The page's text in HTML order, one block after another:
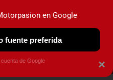
NUEVO
OBSERVATORIO ×
en Google
fuente preferida
de Google